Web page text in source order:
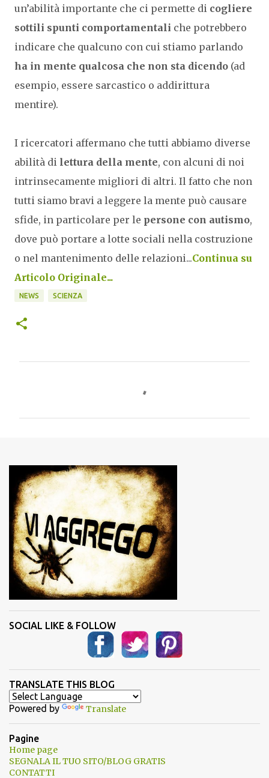
un’abilità importante che ci permette di cogliere
sottili spunti comportamentali che potrebbero
indicare che qualcuno con cui stiamo parlando
ha in mente qualcosa che non sta dicendo (ad
esempio, essere sarcastico o addirittura
mentire).
I ricercatori affermano che tutti abbiamo diverse
abilità di lettura della mente, con alcuni di noi
intrinsecamente migliori di altri. Il fatto che non
tutti siamo bravi a leggere la mente può causare
sfide, in particolare per le persone con autismo,
dove può portare a lotte sociali nella costruzione
o nel mantenimento delle relazioni...Continua su
Articolo Originale...
NEWS SCIENZA
n
t
i
SOCIAL LIKE & FOLLOW
TRANSLATE THIS BLOG
Powered by Translate
Pagine
Home page
SEGNALA IL TUO SITO/BLOG GRATIS
CONTATTI